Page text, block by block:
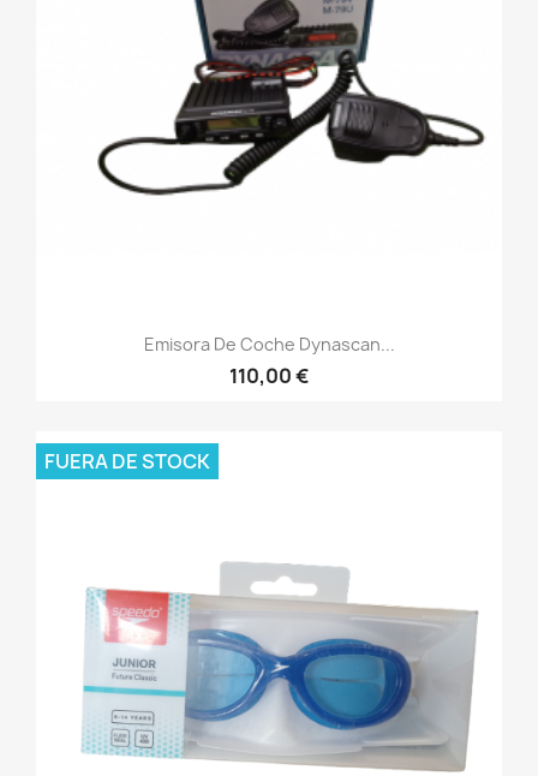
Emisora De Coche Dynascan...
110,00 €
FUERA DE STOCK